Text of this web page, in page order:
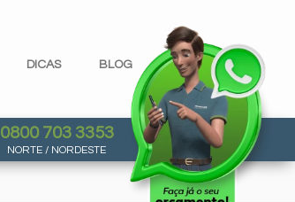
DICAS BLOG
0800 703 3353
NORTE / NORDESTE